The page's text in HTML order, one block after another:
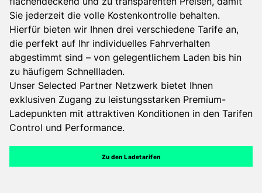
Sie jederzeit die volle Kostenkontrolle behalten.
Hierfür bieten wir Ihnen drei verschiedene Tarife an,
die perfekt auf Ihr individuelles Fahrverhalten
abgestimmt sind – von gelegentlichem Laden bis hin
zu häufigem Schnellladen.
Unser Selected Partner Netzwerk bietet Ihnen
exklusiven Zugang zu leistungsstarken Premium-
Ladepunkten mit attraktiven Konditionen in den Tarifen
Control und Performance.
Zu den Ladetarifen